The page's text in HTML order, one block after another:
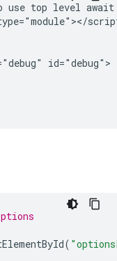
use top level
id="debug">
(